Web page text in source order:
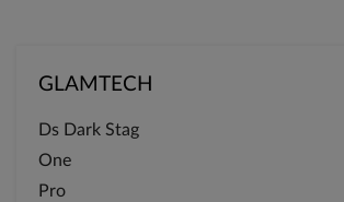
GLAMTECH
Ds Dark Stag
One
Pro